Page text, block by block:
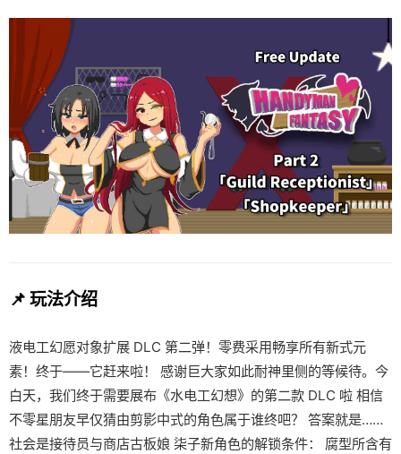
📌 玩法介绍
液电工幻愿对象扩展 DLC 第二弹！零费采用畅享所有新式元
素！终于——它赶来啦！ 感谢巨大家如此耐神里侧的等候待。今
白天，我们终于需要展布《水电工幻想》的第二款 DLC 啦 相信
不零星朋友早仅猜由剪影中式的角色属于谁终吧？ 答案就是……
社会是接待员与商店古板娘 柒子新角色的解锁条件： 腐型所含有